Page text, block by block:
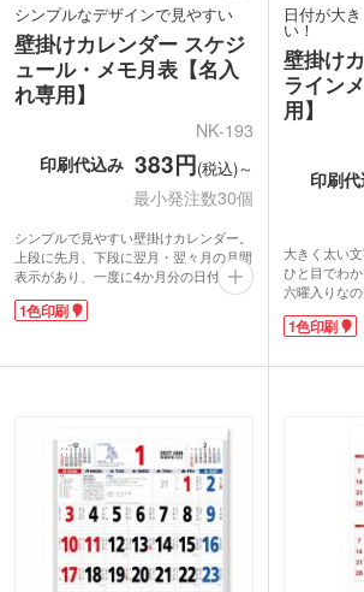
シンプルなデザインで見やすい
壁掛けカレンダー スケジ
ュール・メモ月表【名入
れ専用】
NK-193
印刷代込み 383円(税込)～
最小発注数30個
シンプルで見やすい壁掛けカレンダー。
上段に先月、下段に翌月・翌々月の月間
表示があり、一度に4か月分の日付を確
認可能。出張やプロジェクト、業務計画
など長期の予定管理に便利です。六曜・
群。罫線入りのメモ欄で予定の書き分け
を入れて配布すれば、1年間に渡りアピ
ールできる人気のノベルティアイテムで
1色印刷
日付が大
い！
壁掛け
ライン
用】
印刷
大きく太い
ひと目でわ
六曜入りな
を決める際
モスペース
き使い勝手
布すれば、
る人気のノ
1色印刷